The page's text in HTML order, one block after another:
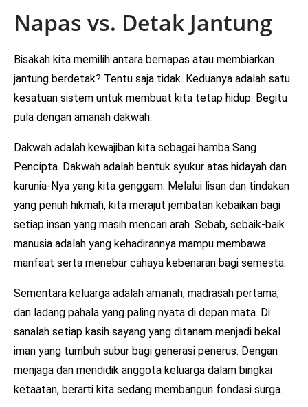
Napas vs. Detak Jantung
Bisakah kita memilih antara bernapas atau membiarkan
jantung berdetak? Tentu saja tidak. Keduanya adalah satu
kesatuan sistem untuk membuat kita tetap hidup. Begitu
pula dengan amanah dakwah.
Dakwah adalah kewajiban kita sebagai hamba Sang
Pencipta. Dakwah adalah bentuk syukur atas hidayah dan
karunia-Nya yang kita genggam. Melalui lisan dan tindakan
yang penuh hikmah, kita merajut jembatan kebaikan bagi
setiap insan yang masih mencari arah. Sebab, sebaik-baik
manusia adalah yang kehadirannya mampu membawa
manfaat serta menebar cahaya kebenaran bagi semesta.
Sementara keluarga adalah amanah, madrasah pertama,
dan ladang pahala yang paling nyata di depan mata. Di
sanalah setiap kasih sayang yang ditanam menjadi bekal
iman yang tumbuh subur bagi generasi penerus. Dengan
menjaga dan mendidik anggota keluarga dalam bingkai
ketaatan, berarti kita sedang membangun fondasi surga.